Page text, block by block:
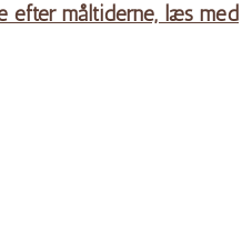
efter måltiderne, læs med